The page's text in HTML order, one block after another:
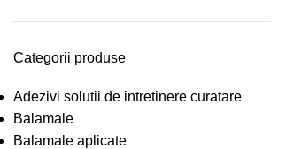
Categorii produse
Adezivi solutii de intretinere curatare
Balamale
Balamale aplicate